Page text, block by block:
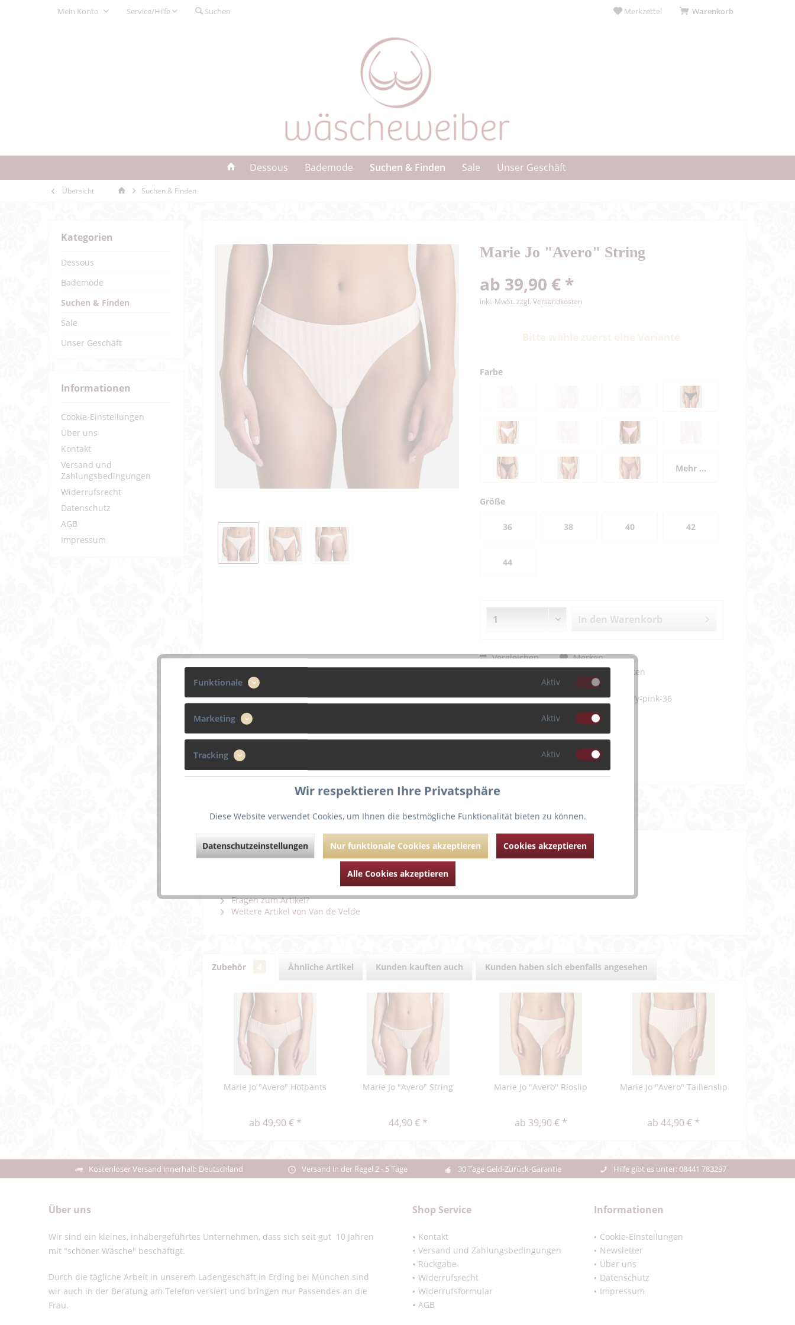
Warenkorb
Merkzettel
Mein Konto Service/Hilfe Suchen
Dessous Bademode Suchen & Finden Sale Unser Geschäft
Übersicht Suchen & Finden
Kategorien
Dessous
Bademode
Suchen & Finden
Sale
Unser Geschäft
Informationen
Cookie-Einstellungen
Über uns
Kontakt
Versand und
Zahlungsbedingungen
Widerrufsrecht
Datenschutz
AGB
Impressum
Marie Jo "Avero" String
ab 39,90 € *
inkl. MwSt. zzgl. Versandkosten
Farbe
Mehr ...
Größe
36 38 40 42
44
In den Warenkorb
Vergleichen
Merken
Bewerten
Artikel-Nr.: MJ060-0410-pearly-pink-36
Beschreibung Bewertungen 0
Sexy String mit verspieltem Blümchen oberhalb des Pos ... Verführung pur!
Weiterführende Links zu "Marie Jo "Avero" String"
Fragen zum Artikel?
Weitere Artikel von Van de Velde
Zubehör Ähnliche Artikel Kunden kauften auch Kunden haben sich ebenfalls angesehen
Marie Jo "Avero" Hotpants
ab 49,90 € *
Marie Jo "Avero" String
44,90 € *
Marie Jo "Avero" Rioslip
ab 39,90 € *
Marie Jo "Avero" Taillenslip
ab 44,90 € *
Kostenloser Versand innerhalb Deutschland Versand in der Regel 2 - 5 Tage 30 Tage Geld-Zurück-Garantie Hilfe gibt es unter: 08441 783297
Über uns
Wir sind ein kleines, inhabergeführtes Unternehmen, dass sich seit gut 10 Jahren
mit "schöner Wäsche" beschäftigt.
Durch die tägliche Arbeit in unserem Ladengeschäft in Erding bei München sind
wir auch in der Beratung am Telefon versiert und bringen nur Passendes an die
Frau.
Shop Service
Kontakt
Versand und Zahlungsbedingungen
Rückgabe
Widerrufsrecht
Widerrufsformular
AGB
Informationen
Cookie-Einstellungen
Newsletter
Über uns
Datenschutz
Impressum
Funktionale Aktiv
Marketing Aktiv
Tracking Aktiv
Wir respektieren Ihre Privatsphäre
Diese Website verwendet Cookies, um Ihnen die bestmögliche Funktionalität bieten zu können.
Datenschutzeinstellungen Nur funktionale Cookies akzeptieren Cookies akzeptieren
Alle Cookies akzeptieren